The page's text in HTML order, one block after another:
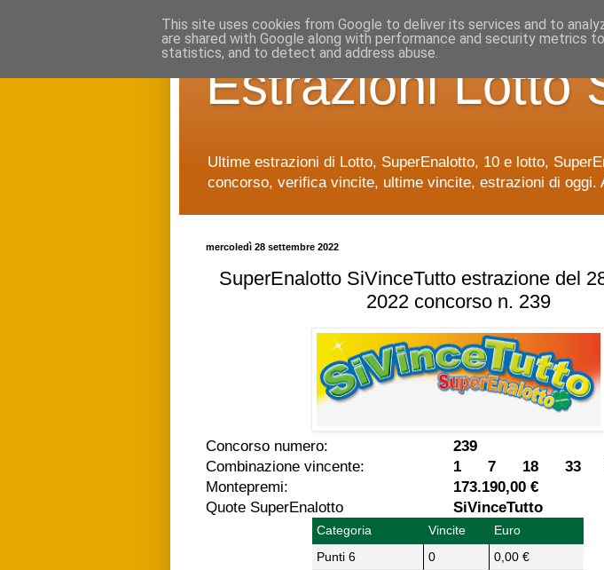
Estrazioni Lotto
Ultime estrazioni di Lotto, SuperEnalotto, 10 e lotto,
concorso, verifica vincite, ultime vincite, estrazioni di oggi.
mercoledì 28 settembre 2022
SuperEnalotto SiVinceTutto estrazione del
2022 concorso n. 239
Concorso numero:
239
Combinazione vincente:
1 7 18 33
Montepremi:
173.190,00 €
Quote SuperEnalotto
SiVinceTutto
Categoria Vincite
Euro
Punti 6
0
0,00 €
This site uses cookies from Google to deliver its services and to
are shared with Google along with performance and security metrics
statistics, and to detect and address abuse.